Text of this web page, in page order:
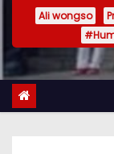
Ali wongso